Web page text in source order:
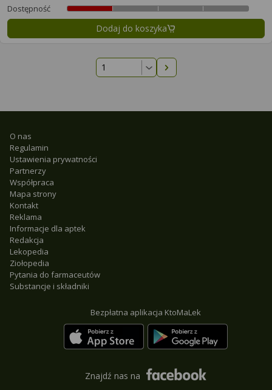
Dostępność
Dodaj do koszyka
Następna strona
O nas
Regulamin
Ustawienia prywatności
Partnerzy
Współpraca
Mapa strony
Kontakt
Reklama
Informacje dla aptek
Redakcja
Lekopedia
Ziołopedia
Pytania do farmaceutów
Substancje i składniki
Bezpłatna aplikacja KtoMaLek
Znajdź nas na